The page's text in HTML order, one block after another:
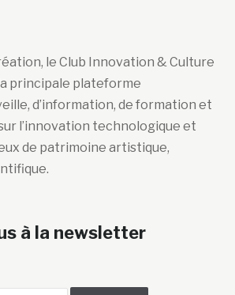
le Club Innovation & Culture
principale plateforme
d’information, de formation et
l’innovation technologique et
de patrimoine artistique,
à la newsletter